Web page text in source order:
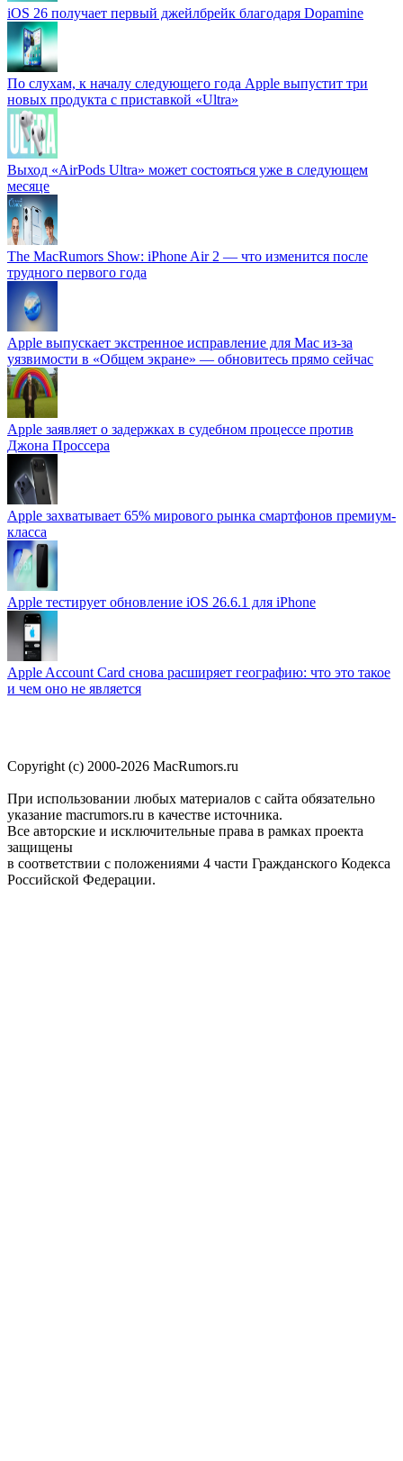
iOS 26 получает первый джейлбрейк благодаря Dopamine
По слухам, к началу следующего года Apple выпустит три
новых продукта с приставкой «Ultra»
Выход «AirPods Ultra» может состояться уже в следующем
месяце
The MacRumors Show: iPhone Air 2 — что изменится после
трудного первого года
Apple выпускает экстренное исправление для Mac из-за
уязвимости в «Общем экране» — обновитесь прямо сейчас
Apple заявляет о задержках в судебном процессе против
Джона Проссера
Apple захватывает 65% мирового рынка смартфонов премиум-
класса
Apple тестирует обновление iOS 26.6.1 для iPhone
Apple Account Card снова расширяет географию: что это такое
и чем оно не является
Copyright (c) 2000-2026 MacRumors.ru
При использовании любых материалов с сайта обязательно
указание macrumors.ru в качестве источника.
Все авторские и исключительные права в рамках проекта
защищены
в соответствии с положениями 4 части Гражданского Кодекса
Российской Федерации.